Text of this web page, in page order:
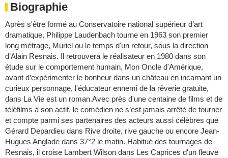
Biographie
Après s'être formé au Conservatoire national supérieur d’art
dramatique, Philippe Laudenbach tourne en 1963 son premier
long métrage, Muriel ou le temps d'un retour, sous la direction
d’Alain Resnais. Il retrouvera le réalisateur en 1980 dans son
étude sur le comportement humain, Mon Oncle d'Amérique,
avant d’expérimenter le bonheur dans un château en incarnant un
curieux personnage, l'éducateur ennemi de la rêverie gratuite,
dans La Vie est un roman.Avec près d'une centaine de films et de
téléfilms à son actif, le comédien ne s’est jamais arrêté de tourner
et compte parmi ses partenaires des acteurs aussi célèbres que
Gérard Depardieu dans Rive droite, rive gauche ou encore Jean-
Hugues Anglade dans 37°2 le matin. Habitué des tournages de
Resnais, il croise Lambert Wilson dans Les Caprices d'un fleuve